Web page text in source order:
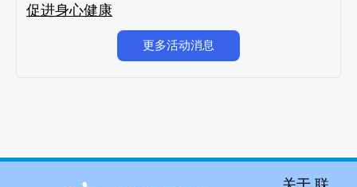
促进身心健康
更多活动消息